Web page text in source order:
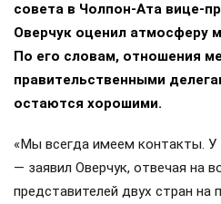
совета в Чолпон-Ата вице-
Оверчук оценил атмосферу
По его словам, отношения
правительственными
остаются хорошими.
«Мы всегда имеем контакты. У
— заявил Оверчук, отвечая на
представителей двух стран на